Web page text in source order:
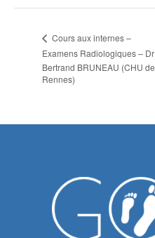
Cours aux internes –
Examens Radiologiques – Dr
Bertrand BRUNEAU (CHU de
Rennes)